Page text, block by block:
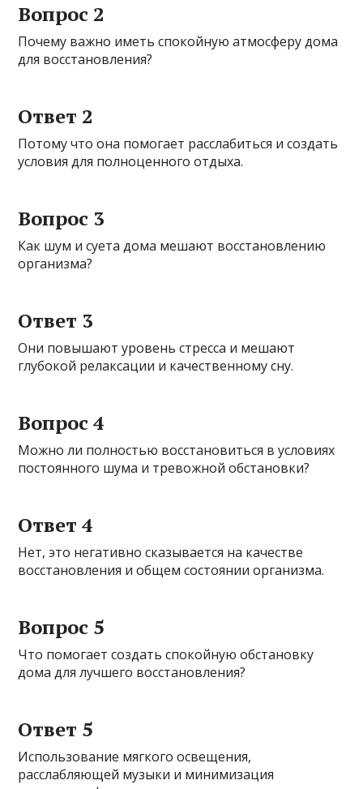
Вопрос 2
Почему важно иметь спокойную атмосферу дома
для восстановления?
Ответ 2
Потому что она помогает расслабиться и создать
условия для полноценного отдыха.
Вопрос 3
Как шум и суета дома мешают восстановлению
организма?
Ответ 3
Они повышают уровень стресса и мешают
глубокой релаксации и качественному сну.
Вопрос 4
Можно ли полностью восстановиться в условиях
постоянного шума и тревожной обстановки?
Ответ 4
Нет, это негативно сказывается на качестве
восстановления и общем состоянии организма.
Вопрос 5
Что помогает создать спокойную обстановку
дома для лучшего восстановления?
Ответ 5
Использование мягкого освещения,
расслабляющей музыки и минимизация